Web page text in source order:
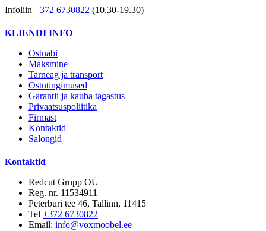
Infoliin +372 6730822 (10.30-19.30)
KLIENDI INFO
Ostuabi
Maksmine
Tarneag ja transport
Ostutingimused
Garantii ja kauba tagastus
Privaatsuspoliitika
Firmast
Kontaktid
Salongid
Kontaktid
Redcut Grupp OÜ
Reg. nr. 11534911
Peterburi tee 46, Tallinn, 11415
Tel +372 6730822
Email: info@voxmoobel.ee